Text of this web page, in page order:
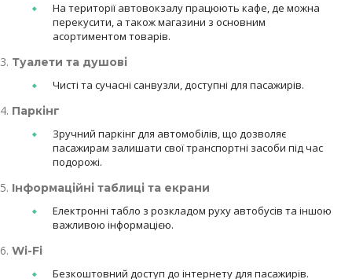
На території автовокзалу працюють кафе, де можна
перекусити, а також магазини з основним
асортиментом товарів.
Туалети та душові
Чисті та сучасні санвузли, доступні для пасажирів.
Паркінг
Зручний паркінг для автомобілів, що дозволяє
пасажирам залишати свої транспортні засоби під час
подорожі.
Інформаційні таблиці та екрани
Електронні табло з розкладом руху автобусів та іншою
важливою інформацією.
Wi-Fi
Безкоштовний доступ до інтернету для пасажирів.